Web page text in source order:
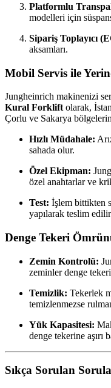
Platformlu
modelleri için
Sipariş Toplayıcı
aksamları.
Mobil Servis ile
Jungheinrich makinenizi
Kural Forklift olarak,
Çorlu ve Sakarya
Hızlı Müdahale:
sahada olur.
Özel Ekipman:
özel anahtarlar ve
Test: İşlem bittikten
yapılarak teslim
Denge Tekeri
Zemin Kontrolü:
zeminler denge
Temizlik: Tekerlek
temizlenmezse
Yük Kapasitesi:
denge tekerine aşırı
Sıkça Sorulan